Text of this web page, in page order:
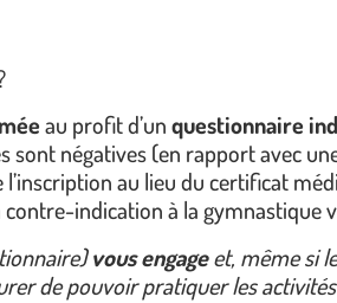
au profit d’unquestionnaire
négatives (en rapport avec
au lieu du certificat
indication à la gymnastique
vous engageet, même si
de pouvoir pratiquer les